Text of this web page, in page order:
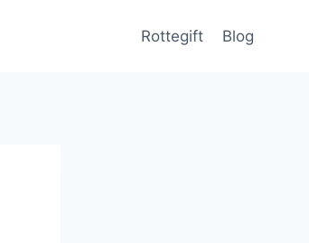
Rottegift Blog